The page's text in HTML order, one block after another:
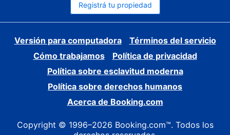
Registrá tu propiedad
Versión para computadora
Términos del servicio
Cómo trabajamos
Política de privacidad
Política sobre esclavitud moderna
Política sobre derechos humanos
Acerca de Booking.com
Copyright © 1996–2026 Booking.com™. Todos los